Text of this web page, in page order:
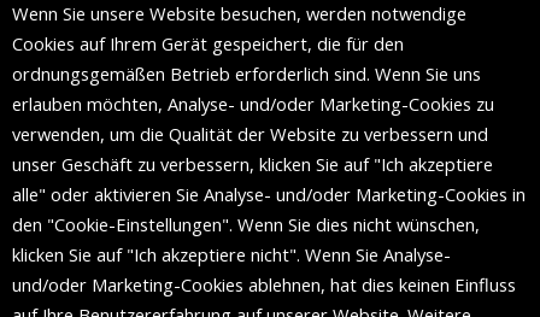
Die Mall of Split
ist ein prestigeträchtiges Einkaufsziel mit
etwa 200 Einzelhandelsmarken und einer Reihe von
Weltmodemarken, die zum ersten Mal in Split erscheinen.
FOLGEN SIE UNS
Wenn Sie unsere Website besuchen, werden notwendige
Cookies auf Ihrem Gerät gespeichert, die für den
ordnungsgemäßen Betrieb erforderlich sind. Wenn Sie uns
erlauben möchten, Analyse- und/oder Marketing-Cookies zu
verwenden, um die Qualität der Website zu verbessern und
unser Geschäft zu verbessern, klicken Sie auf "Ich akzeptiere
alle" oder aktivieren Sie Analyse- und/oder Marketing-Cookies in
den "Cookie-Einstellungen". Wenn Sie dies nicht wünschen,
klicken Sie auf "Ich akzeptiere nicht". Wenn Sie Analyse-
und/oder Marketing-Cookies ablehnen, hat dies keinen Einfluss